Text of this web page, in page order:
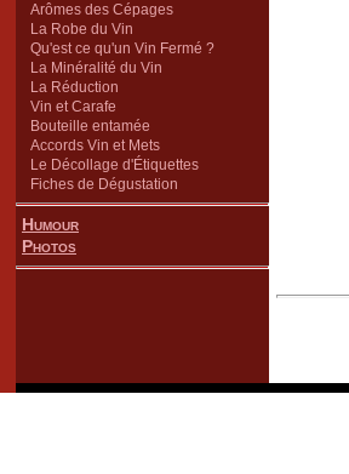
Arômes des Cépages
La Robe du Vin
Qu'est ce qu'un Vin Fermé ?
La Minéralité du Vin
La Réduction
Vin et Carafe
Bouteille entamée
Accords Vin et Mets
Le Décollage d'Étiquettes
Fiches de Dégustation
Humour
Photos